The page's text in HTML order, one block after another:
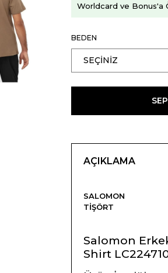
Worldcard ve Bonus'a
BEDEN
AÇIKLAMA
SALOMON
TIŞÖRT
Salomon
Shirt